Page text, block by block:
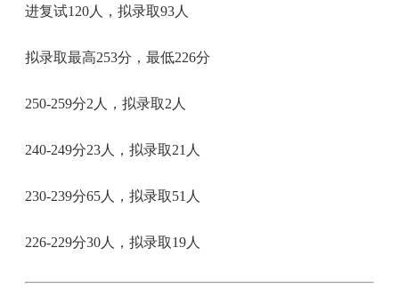
进复试120人，拟录取93人
拟录取最高253分，最低226分
250-259分2人，拟录取2人
240-249分23人，拟录取21人
230-239分65人，拟录取51人
226-229分30人，拟录取19人